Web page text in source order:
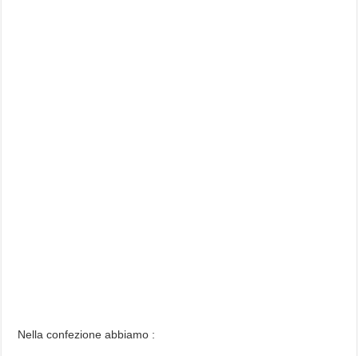
Nella confezione abbiamo :